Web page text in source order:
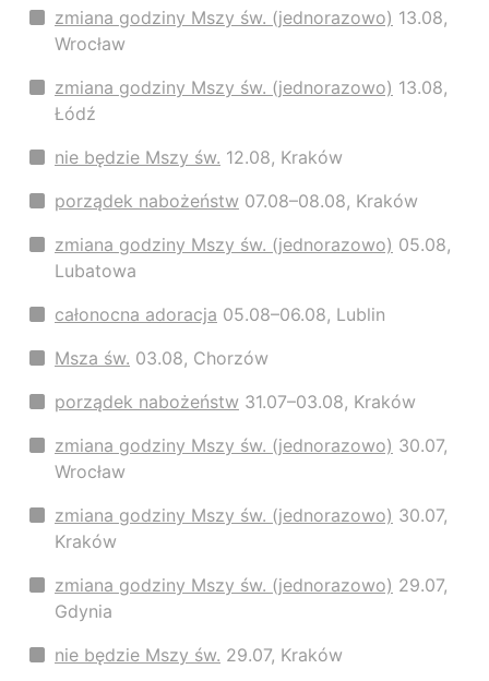
zmiana godziny Mszy św. (jednorazowo) 13.08,
Wrocław
zmiana godziny Mszy św. (jednorazowo) 13.08,
Łódź
nie będzie Mszy św. 12.08, Kraków
porządek nabożeństw 07.08–08.08, Kraków
zmiana godziny Mszy św. (jednorazowo) 05.08,
Lubatowa
całonocna adoracja 05.08–06.08, Lublin
Msza św. 03.08, Chorzów
porządek nabożeństw 31.07–03.08, Kraków
zmiana godziny Mszy św. (jednorazowo) 30.07,
Wrocław
zmiana godziny Mszy św. (jednorazowo) 30.07,
Kraków
zmiana godziny Mszy św. (jednorazowo) 29.07,
Gdynia
nie będzie Mszy św. 29.07, Kraków